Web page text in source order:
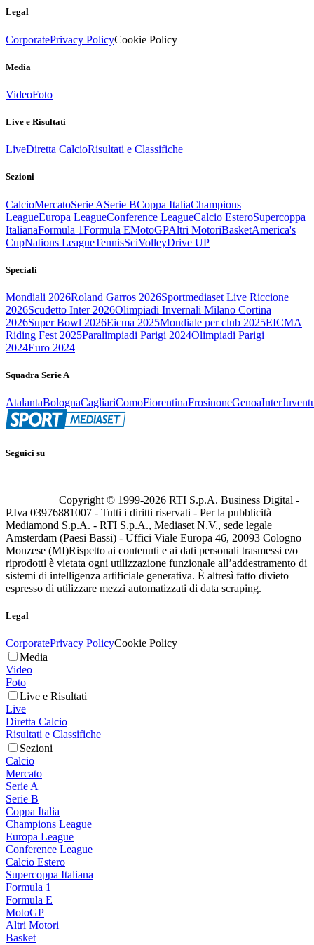
Legal
CorporatePrivacy PolicyCookie Policy
Media
VideoFoto
Live e Risultati
LiveDiretta CalcioRisultati e Classifiche
Sezioni
CalcioMercatoSerie ASerie BCoppa ItaliaChampions
LeagueEuropa LeagueConference LeagueCalcio EsteroSupercoppa
ItalianaFormula 1Formula EMotoGPAltri MotoriBasketAmerica's
CupNations LeagueTennisSciVolleyDrive UP
Speciali
Mondiali 2026Roland Garros 2026Sportmediaset Live Riccione
2026Scudetto Inter 2026Olimpiadi Invernali Milano Cortina
2026Super Bowl 2026Eicma 2025Mondiale per club 2025EICMA
Riding Fest 2025Paralimpiadi Parigi 2024Olimpiadi Parigi
2024Euro 2024
Squadra Serie A
AtalantaBolognaCagliariComoFiorentinaFrosinoneGenoaInter
Seguici su
Copyright © 1999-2026 RTI S.p.A. Business Digital -
P.Iva 03976881007 - Tutti i diritti riservati - Per la pubblicità
Mediamond S.p.A. - RTI S.p.A., Mediaset N.V., sede legale
Amsterdam (Paesi Bassi) - Uffici Viale Europa 46, 20093 Cologno
Monzese (MI)Rispetto ai contenuti e ai dati personali trasmessi e/o
riprodotti è vietata ogni utilizzazione funzionale all’addestramento di
sistemi di intelligenza artificiale generativa. È altresì fatto divieto
espresso di utilizzare mezzi automatizzati di data scraping.
Legal
CorporatePrivacy PolicyCookie Policy
Media
Video
Foto
Live e Risultati
Live
Diretta Calcio
Risultati e Classifiche
Sezioni
Calcio
Mercato
Serie A
Serie B
Coppa Italia
Champions League
Europa League
Conference League
Calcio Estero
Supercoppa Italiana
Formula 1
Formula E
MotoGP
Altri Motori
Basket